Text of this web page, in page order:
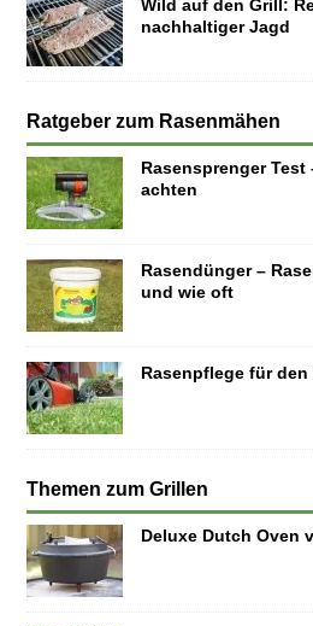
Wild auf den Grill:
nachhaltiger Jagd
Ratgeber zum Rasenmähen
Rasensprenger Test
achten
Rasendünger –
und wie oft
Rasenpflege für den
Themen zum Grillen
Deluxe Dutch Oven